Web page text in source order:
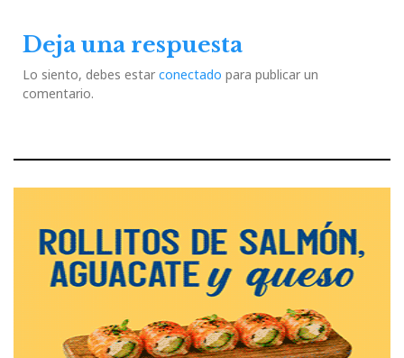
Deja una respuesta
Lo siento, debes estar conectado para publicar un
comentario.